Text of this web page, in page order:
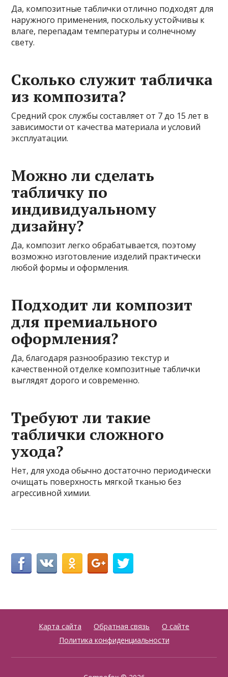
Да, композитные таблички отлично подходят для
наружного применения, поскольку устойчивы к
влаге, перепадам температуры и солнечному
свету.
Сколько служит табличка
из композита?
Средний срок службы составляет от 7 до 15 лет в
зависимости от качества материала и условий
эксплуатации.
Можно ли сделать
табличку по
индивидуальному
дизайну?
Да, композит легко обрабатывается, поэтому
возможно изготовление изделий практически
любой формы и оформления.
Подходит ли композит
для премиального
оформления?
Да, благодаря разнообразию текстур и
качественной отделке композитные таблички
выглядят дорого и современно.
Требуют ли такие
таблички сложного
ухода?
Нет, для ухода обычно достаточно периодически
очищать поверхность мягкой тканью без
агрессивной химии.
Карта сайта Обратная связь
О сайте
Политика конфиденциальности